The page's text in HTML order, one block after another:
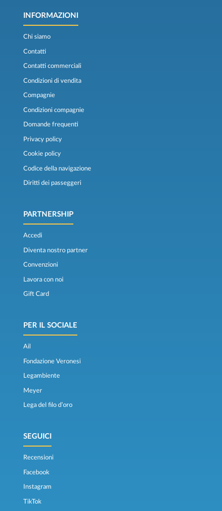
INFORMAZIONI
Chi siamo
Contatti
Contatti commerciali
Condizioni di vendita
Compagnie
Condizioni compagnie
Domande frequenti
Privacy policy
Cookie policy
Codice della navigazione
Diritti dei passeggeri
PARTNERSHIP
Accedi
Diventa nostro partner
Convenzioni
Lavora con noi
Gift Card
PER IL SOCIALE
Ail
Fondazione Veronesi
Legambiente
Meyer
Lega del filo d’oro
SEGUICI
Recensioni
Facebook
Instagram
TikTok